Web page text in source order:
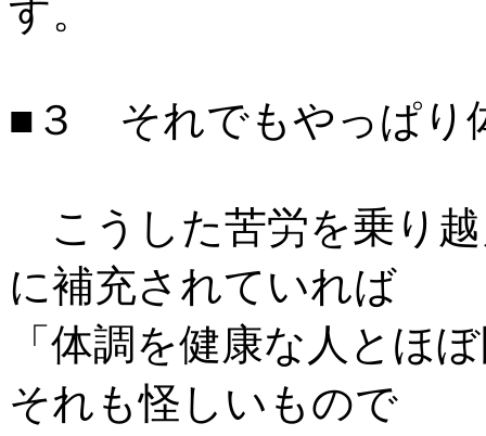
す。
■３ それでもやっぱり
こうした苦労を乗り
に補充されていれば
「体調を健康な人とほ
それも怪しいもので